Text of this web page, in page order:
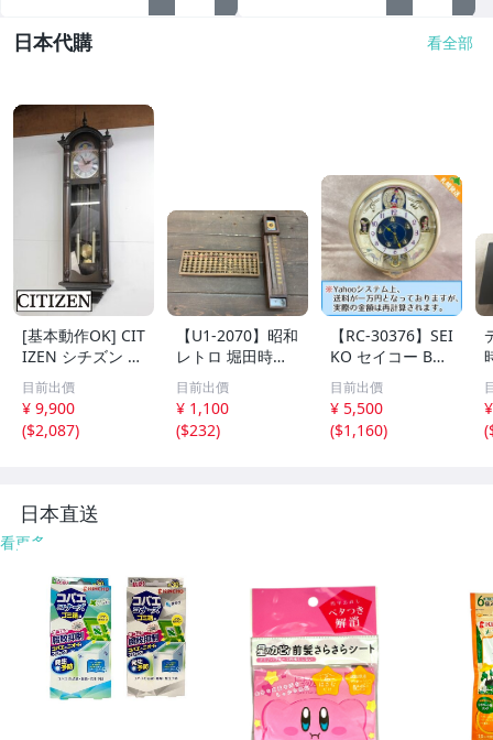
日本代購 看全部
[基本動作OK] CIT
IZEN シチズン リ
ズム時計 掛時計
柱時計 置時計 電
池式 ビンテージ
アンティーク レ
目前出價
¥ 9,900
($2,087)
【U1-2070】昭和
レトロ 堀田時計
店 水晶和時計 尺
時計 掛け 木製 そ
ろばん アンティ
ーク 雑貨まとめ
目前出價
¥ 1,100
($232)
【RC-30376】SEI
KO セイコー BC1
10G 壁掛け時計
からくり時計 Wa
ve Symphony ウ
ェーブシンフォニ
目前出價
¥ 5,500
($1,160)
(
日本直送
看更多